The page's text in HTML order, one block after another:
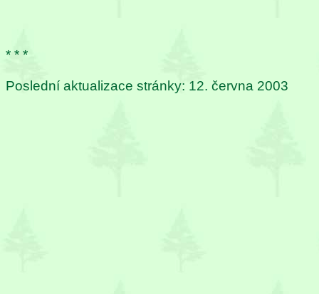
* * *
Poslední aktualizace stránky: 12. června 2003